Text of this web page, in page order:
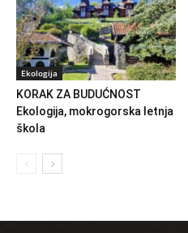
Ekologija
KORAK ZA BUDUĆNOST
Ekologija, mokrogorska letnja
škola